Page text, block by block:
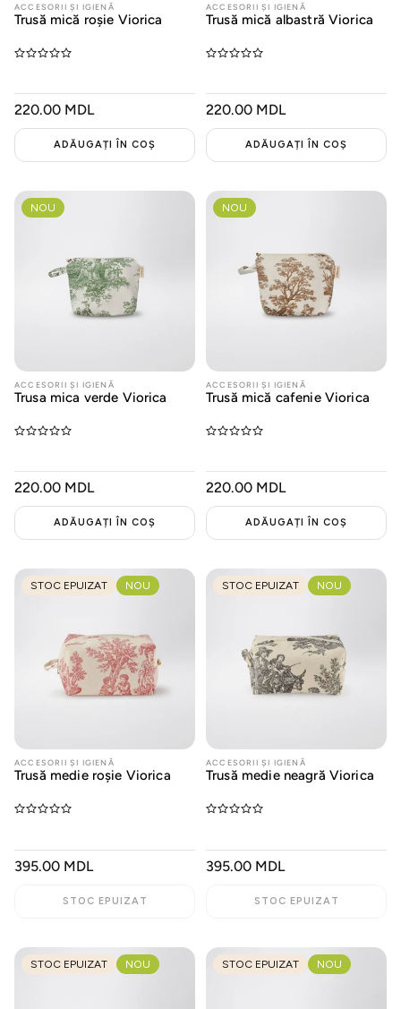
ACCESORII ȘI IGIENĂ
Trusă mică roșie Viorica
PREȚ
220.00 MDL
ADĂUGAȚI ÎN COȘ
ACCESORII ȘI IGIENĂ
Trusă mică albastră Viorica
PREȚ
220.00 MDL
ADĂUGAȚI ÎN COȘ
NOU
ACCESORII ȘI IGIENĂ
Trusa mica verde Viorica
PREȚ
220.00 MDL
ADĂUGAȚI ÎN COȘ
NOU
ACCESORII ȘI IGIENĂ
Trusă mică cafenie Viorica
PREȚ
220.00 MDL
ADĂUGAȚI ÎN COȘ
STOC EPUIZAT NOU
ACCESORII ȘI IGIENĂ
Trusă medie roșie Viorica
PREȚ
395.00 MDL
STOC EPUIZAT
STOC EPUIZAT NOU
ACCESORII ȘI IGIENĂ
Trusă medie neagră Viorica
PREȚ
395.00 MDL
STOC EPUIZAT
STOC EPUIZAT NOU STOC EPUIZAT NOU